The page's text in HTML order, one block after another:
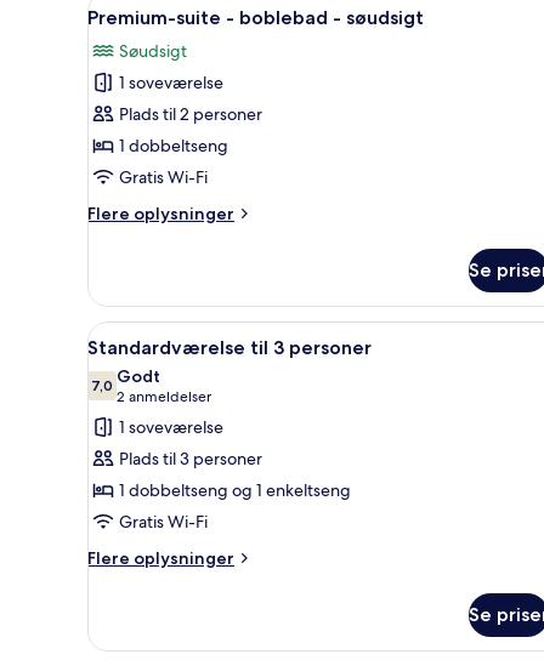
alle
billeder
af
Premium-
suite
-
-
16
Premium-suite - boblebad - søudsigt
Søudsigt
1 soveværelse
Plads til 2 personer
1 dobbeltseng
Gratis Wi-Fi
Flere oplysninger
Flere
suite
boblebad
søudsigt
Se
Indlæs
alle
billeder
af
Standardværelse
til
3
personer
Standardværelse til 3
5
Standardværelse til 3 personer
7,07,0 ud af 10
Godt
2 anmeldelser
(2
anmeldelser)
1 soveværelse
Plads til 3 personer
1 dobbeltseng og 1 enkeltseng
Gratis Wi-Fi
Flere oplysninger
Flere
til
Se